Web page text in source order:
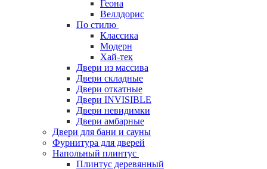
Геона
Веллдорис
По стилю
Классика
Модерн
Хай-тек
Двери из массива
Двери складные
Двери откатные
Двери INVISIBLE
Двери невидимки
Двери амбарные
Двери для бани и сауны
Фурнитура для дверей
Напольный плинтус
Плинтус деревянный